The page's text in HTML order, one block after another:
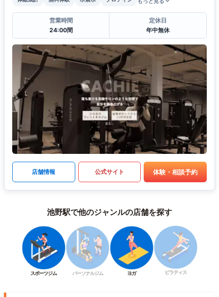
営業時間
24:00間
定休日
年中無休
店舗情報 公式サイト 体験・相談予約
池野駅で他のジャンルの店舗を探す
スポーツジム パーソナルジム ヨガ ピラティス